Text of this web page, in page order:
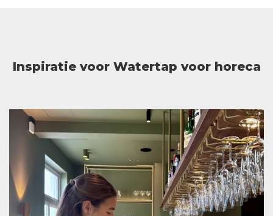
Inspiratie voor Watertap voor horeca